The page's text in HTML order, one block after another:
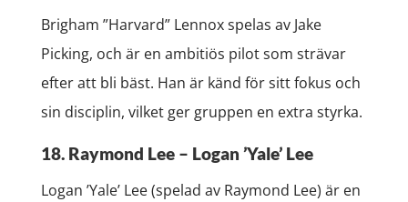
Brigham ”Harvard” Lennox spelas av Jake
Picking, och är en ambitiös pilot som strävar
efter att bli bäst. Han är känd för sitt fokus och
sin disciplin, vilket ger gruppen en extra styrka.
18. Raymond Lee – Logan ’Yale’ Lee
Logan ’Yale’ Lee (spelad av Raymond Lee) är en